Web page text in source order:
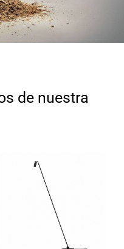
de nuestra